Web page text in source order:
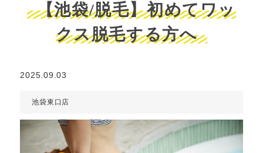
【池袋/脱毛】初めてワッ
クス脱毛する方へ
2025.09.03
池袋東口店